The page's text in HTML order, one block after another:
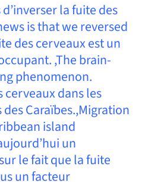
la fuite des
is that we reversed
des cerveaux est un
,The brain-
phenomenon.
dans les
Caraïbes.,Migration
island
un
le fait que la fuite
un facteur